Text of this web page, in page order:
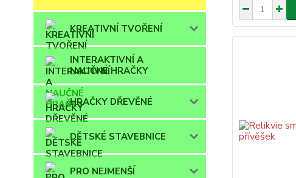
KREATIVNÍ TVOŘENÍ
INTERAKTIVNÍ A
NAUČNÉ HRAČKY
HRAČKY DŘEVĚNÉ
DĚTSKÉ STAVEBNICE
PRO NEJMENŠÍ